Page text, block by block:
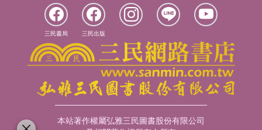
三民書局 三民出版
本站著作權屬弘雅三民圖書股份有限公司